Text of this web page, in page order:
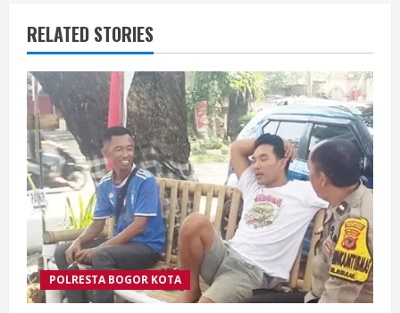
RELATED STORIES
POLRESTA BOGOR KOTA